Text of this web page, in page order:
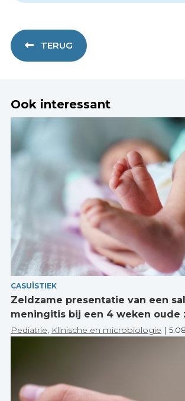
TERUG
Ook interessant
CASUÏSTIEK
Zeldzame presentatie van een
meningitis bij een 4 weken oude
Pediatrie, Klinische en microbiologie |